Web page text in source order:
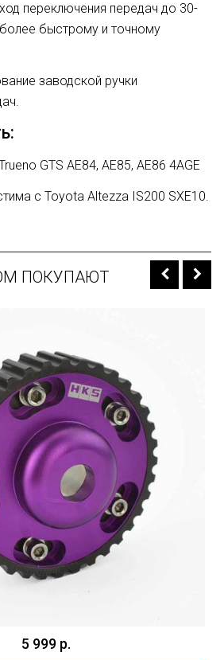
переключения передач до 30-
более быстрому и точному
заводской ручки
GTS AE84, AE85, AE86 4AGE
с Toyota Altezza IS200 SXE10.
ПОКУПАЮТ
5 999 р.